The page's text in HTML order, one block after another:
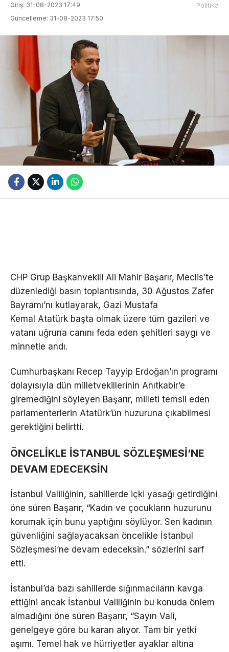
Giriş: 31-08-2023 17:49
Güncelleme: 31-08-2023 17:50
Politika
CHP Grup Başkanvekili Ali Mahir Başarır, Meclis’te
düzenlediği basın toplantısında, 30 Ağustos Zafer
Bayramı’nı kutlayarak, Gazi Mustafa
Kemal Atatürk başta olmak üzere tüm gazileri ve
vatanı uğruna canını feda eden şehitleri saygı ve
minnetle andı.
Cumhurbaşkanı Recep Tayyip Erdoğan’ın programı
dolayısıyla dün milletvekillerinin Anıtkabir’e
giremediğini söyleyen Başarır, milleti temsil eden
parlamenterlerin Atatürk’ün huzuruna çıkabilmesi
gerektiğini belirtti.
ÖNCELİKLE İSTANBUL SÖZLEŞMESİ’NE
DEVAM EDECEKSİN
İstanbul Valiliğinin, sahillerde içki yasağı getirdiğini
öne süren Başarır, “Kadın ve çocukların huzurunu
korumak için bunu yaptığını söylüyor. Sen kadının
güvenliğini sağlayacaksan öncelikle İstanbul
Sözleşmesi’ne devam edeceksin.” sözlerini sarf
etti.
İstanbul’da bazı sahillerde sığınmacıların kavga
ettiğini ancak İstanbul Valiliğinin bu konuda önlem
almadığını öne süren Başarır, “Sayın Vali,
genelgeye göre bu kararı alıyor. Tam bir yetki
aşımı. Temel hak ve hürriyetler ayaklar altına